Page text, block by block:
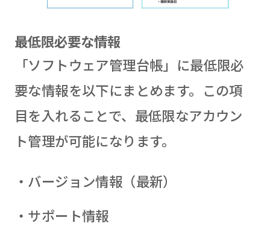
最低限必要な情報
「ソフトウェア管理台帳」に最低限必
要な情報を以下にまとめます。この項
目を入れることで、最低限なアカウン
ト管理が可能になります。
・バージョン情報（最新）
・サポート情報